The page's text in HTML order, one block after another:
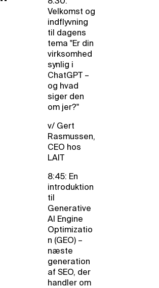
Velkomst og
indflyvning
til dagens
tema "Er din
virksomhed
synlig i
ChatGPT –
og hvad
siger den
om jer?"
v/ Gert
Rasmussen,
CEO hos
LAIT
8:45: En
introduktion
til
Generative
AI Engine
Optimizatio
n (GEO) –
næste
generation
af SEO, der
handler om